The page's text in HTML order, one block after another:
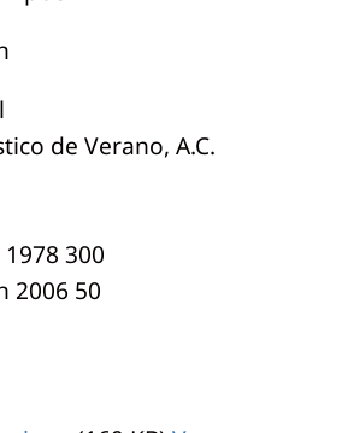
de Verano, A.C.
300
2006 50